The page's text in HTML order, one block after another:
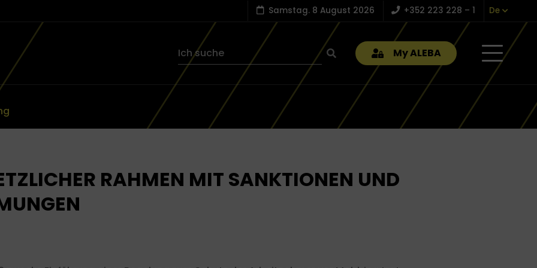
Samstag. 8 August 2026 +352 223 228 – 1 De
My ALEBA
RAHMEN MIT SANKTIONEN UND